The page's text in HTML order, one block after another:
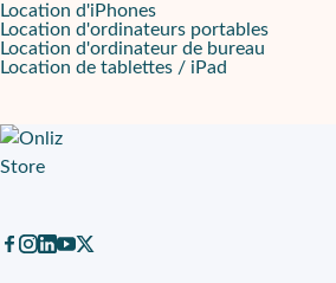
Location d'iPhones
Location d'ordinateurs portables
Location d'ordinateur de bureau
Location de tablettes / iPad